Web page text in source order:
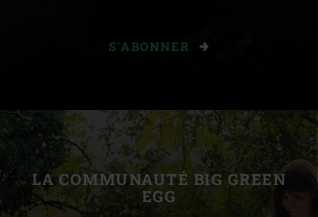
S'ABONNER
LA COMMUNAUTÉ BIG GREEN
EGG